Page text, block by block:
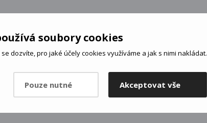
soubory cookies
se dozvíte, pro jaké účely cookies využíváme a jak s nimi nakládat.
Pouze nutné Akceptovat vše